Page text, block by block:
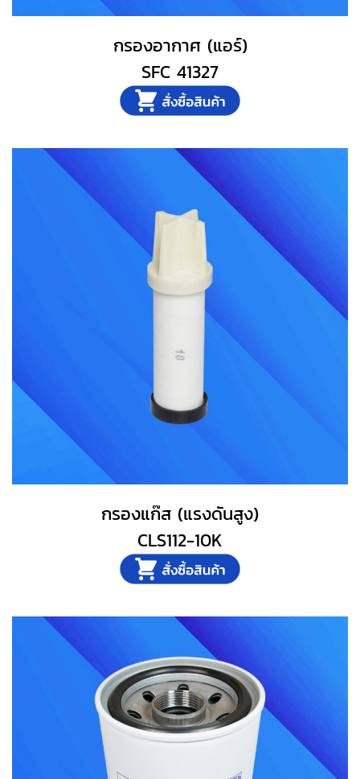
กรองอากาศ (แอร์)
SFC 41327
กรองแก๊ส (แรงดันสูง)
CLS112-10K